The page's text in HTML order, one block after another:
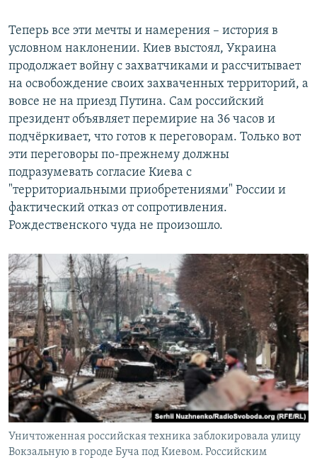
Теперь все эти мечты и намерения – история в
условном наклонении. Киев выстоял, Украина
продолжает войну с захватчиками и рассчитывает
на освобождение своих захваченных территорий, а
вовсе не на приезд Путина. Сам российский
президент объявляет перемирие на 36 часов и
подчёркивает, что готов к переговорам. Только вот
эти переговоры по-прежнему должны
подразумевать согласие Киева с
"территориальными приобретениями" России и
фактический отказ от сопротивления.
Рождественского чуда не произошло.
Уничтоженная российская техника заблокировала улицу
Вокзальную в городе Буча под Киевом. Российским